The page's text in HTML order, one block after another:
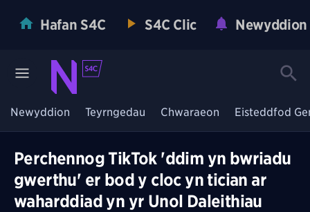
Hafan S4C S4C Clic Newyddion
Newyddion Teyrngedau Chwaraeon Eisteddfod
Perchennog TikTok 'ddim yn bwriadu
gwerthu' er bod y cloc yn tician ar
waharddiad yn yr Unol Daleithiau